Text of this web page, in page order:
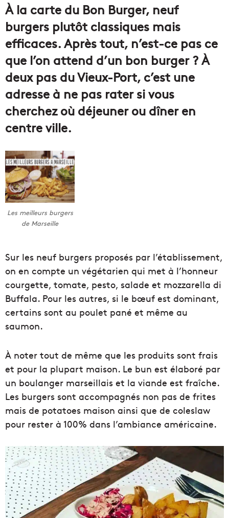
À la carte du Bon Burger, neuf
burgers plutôt classiques mais
efficaces. Après tout, n’est-ce pas ce
que l’on attend d’un bon burger ? À
deux pas du Vieux-Port, c’est une
adresse à ne pas rater si vous
cherchez où déjeuner ou dîner en
centre ville.
Les meilleurs burgers
de Marseille
Sur les neuf burgers proposés par l’établissement,
on en compte un végétarien qui met à l’honneur
courgette, tomate, pesto, salade et mozzarella di
Buffala. Pour les autres, si le bœuf est dominant,
certains sont au poulet pané et même au
saumon.
À noter tout de même que les produits sont frais
et pour la plupart maison. Le bun est élaboré par
un boulanger marseillais et la viande est fraîche.
Les burgers sont accompagnés non pas de frites
mais de potatoes maison ainsi que de coleslaw
pour rester à 100% dans l’ambiance américaine.